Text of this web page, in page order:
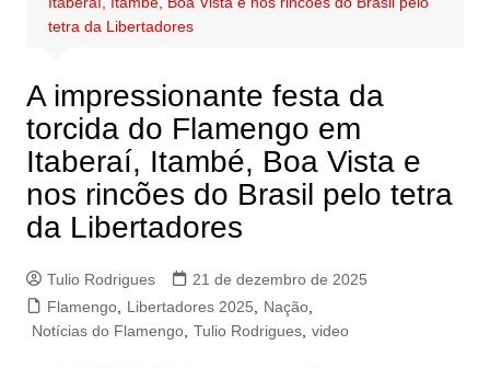
tetra da Libertadores
A impressionante festa da
torcida do Flamengo em
Itaberaí, Itambé, Boa Vista e
nos rincões do Brasil pelo tetra
da Libertadores
Tulio Rodrigues
21 de dezembro de 2025
Flamengo, Libertadores 2025 Nação,
Notícias do Flamengo, Tulio Rodrigues, video